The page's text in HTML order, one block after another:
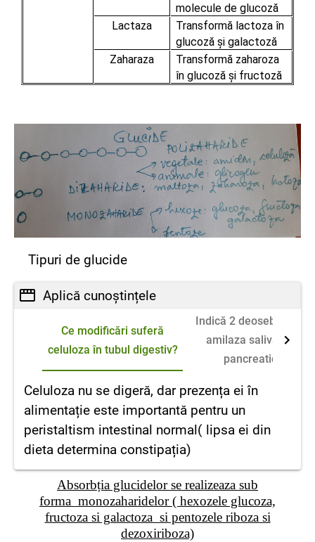
molecule de glucoză
Lactaza
Transformă lactoza în
glucoză și galactoză
Zaharaza
Transformă zaharoza
în glucoză și fructoză
Tipuri de glucide
Aplică cunoștințele
Ce modificări suferă
celuloza în tubul digestiv?
Indică 2 deosebiri între
amilaza salivară și
pancreatică
Celuloza nu se digeră, dar prezența ei în
alimentație este importantă pentru un
peristaltism intestinal normal( lipsa ei din
dieta determina constipația)
Absorbția glucidelor se realizeaza sub
forma monozaharidelor ( hexozele glucoza,
fructoza si galactoza si pentozele riboza si
dezoxiriboza)